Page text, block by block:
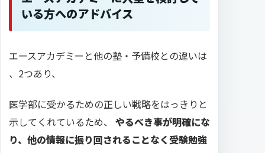
いる方へのアドバイス
エースアカデミーと他の塾・予備校との違いは
、2つあり、
医学部に受かるための正しい戦略をはっきりと
示してくれているため、 やるべき事が明確にな
り、他の情報に振り回されることなく受験勉強